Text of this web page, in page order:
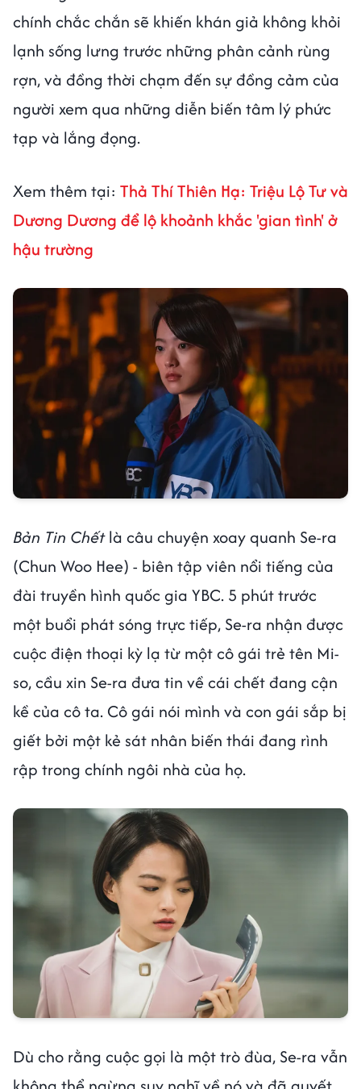
chính chắc chắn sẽ khiến khán giả không khỏi
lạnh sống lưng trước những phân cảnh rùng
rợn, và đồng thời chạm đến sự đồng cảm của
người xem qua những diễn biến tâm lý phức
tạp và lắng đọng.
Xem thêm tại: Thả Thí Thiên Hạ: Triệu Lộ Tư và
Dương Dương để lộ khoảnh khắc 'gian tình' ở
hậu trường
Bản Tin Chết là câu chuyện xoay quanh Se-ra
(Chun Woo Hee) - biên tập viên nổi tiếng của
đài truyền hình quốc gia YBC. 5 phút trước
một buổi phát sóng trực tiếp, Se-ra nhận được
cuộc điện thoại kỳ lạ từ một cô gái trẻ tên Mi-
so, cầu xin Se-ra đưa tin về cái chết đang cận
kề của cô ta. Cô gái nói mình và con gái sắp bị
giết bởi một kẻ sát nhân biến thái đang rình
rập trong chính ngôi nhà của họ.
Dù cho rằng cuộc gọi là một trò đùa, Se-ra vẫn